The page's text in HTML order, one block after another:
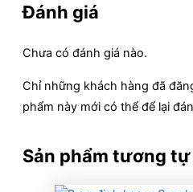
Đánh giá
Chưa có đánh giá nào.
Chỉ những khách hàng đã
phẩm này mới có thể để lại
Sản phẩm tương tự